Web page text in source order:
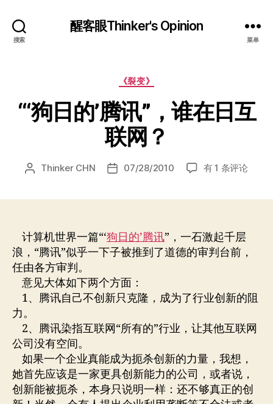
搜索
醒客眼Thinker's Opinion
菜单
分
《裂变》
“‘狗日的’腾讯”，谁在日互
联网？
文 Thinker CHN
发 07/28/2010
“‘狗
在
日
互
有 1 条评论
计算机世界一篇“‘狗日的’腾讯”，一石激起千层
浪，“腾讯”似乎一下子被推到了道德的审判台前，
任由各方审判。
意见大体如下两个方面：
1、腾讯自己不创新只克隆，成为了行业创新的阻
力。
2、腾讯染指互联网“所有的”行业，让其他互联网
公司没有空间。
如果一个企业真能成为扼杀创新的力量，我想，
她首先应该是一家更具创新能力的公司，或者说，
创新能被扼杀，本身只说明一样：还不够真正的创